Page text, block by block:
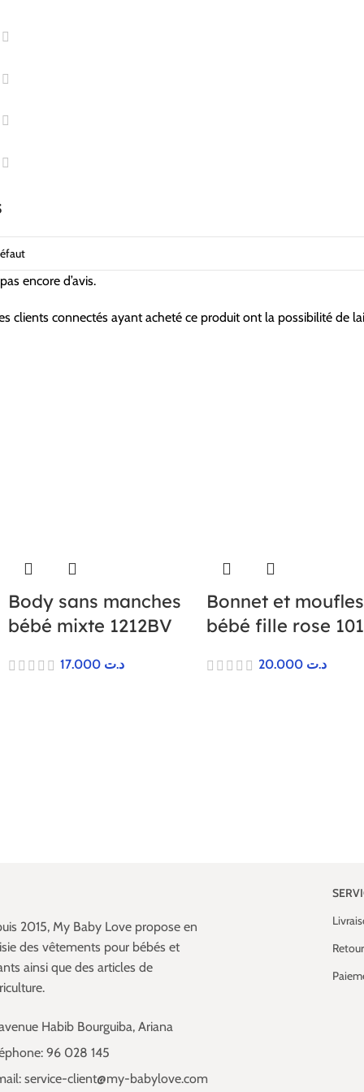
encore d’avis.
clients connectés ayant acheté ce produit ont la possibilité de
Body sans manches
bébé mixte 1212BV
د.ت
Bonnet et moufles
bébé fille rose
د.ت
2015, My Baby Love propose en
des vêtements pour bébés et
ainsi que des articles de
Habib Bourguiba, Ariana
96 028 145
service-client@my-babylove.com